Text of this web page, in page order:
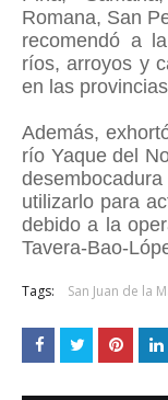
Romana, San
recomendó a
ríos, arroyos y
en las
Además,
río Yaque del
utilizarlo para
debido a la
Tavera-Bao-
Tags: San Juan de la